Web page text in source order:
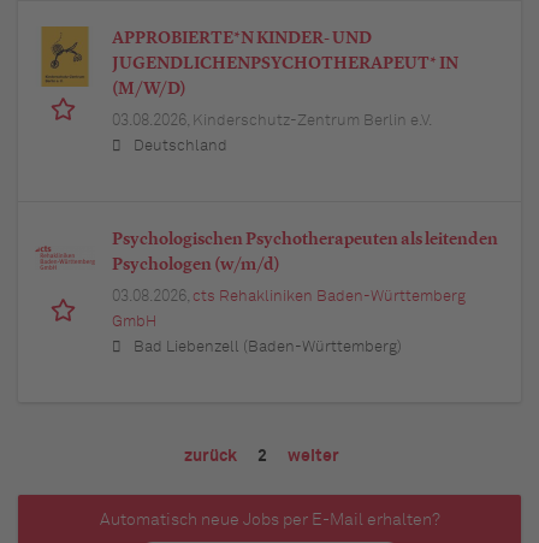
APPROBIERTE*N KINDER- UND
JUGENDLICHENPSYCHOTHERAPEUT* IN
(M/W/D)
03.08.2026, Kinderschutz-Zentrum Berlin e.V.
Deutschland
Psychologischen Psychotherapeuten als leitenden
Psychologen (w/m/d)
03.08.2026, cts Rehakliniken Baden-Württemberg
GmbH
Bad Liebenzell (Baden-Württemberg)
zurück 2 weiter
Automatisch neue Jobs per E-Mail erhalten?